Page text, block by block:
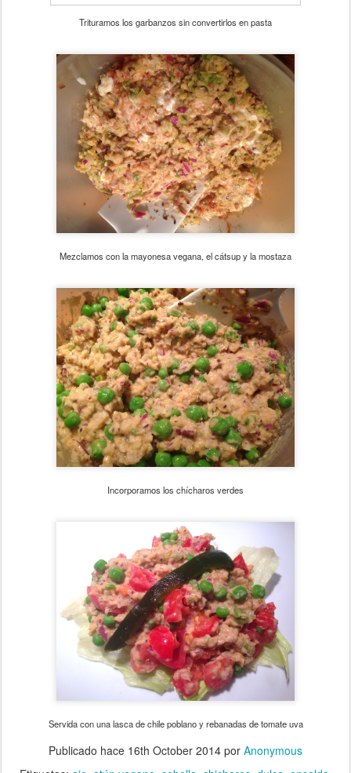
Trituramos los garbanzos sin convertirlos en pasta
Mezclamos con la mayonesa vegana, el cátsup y la mostaza
Incorporamos los chícharos verdes
Servida con una lasca de chile poblano y rebanadas de tomate uva
Publicado hace 16th October 2014 por Anonymous